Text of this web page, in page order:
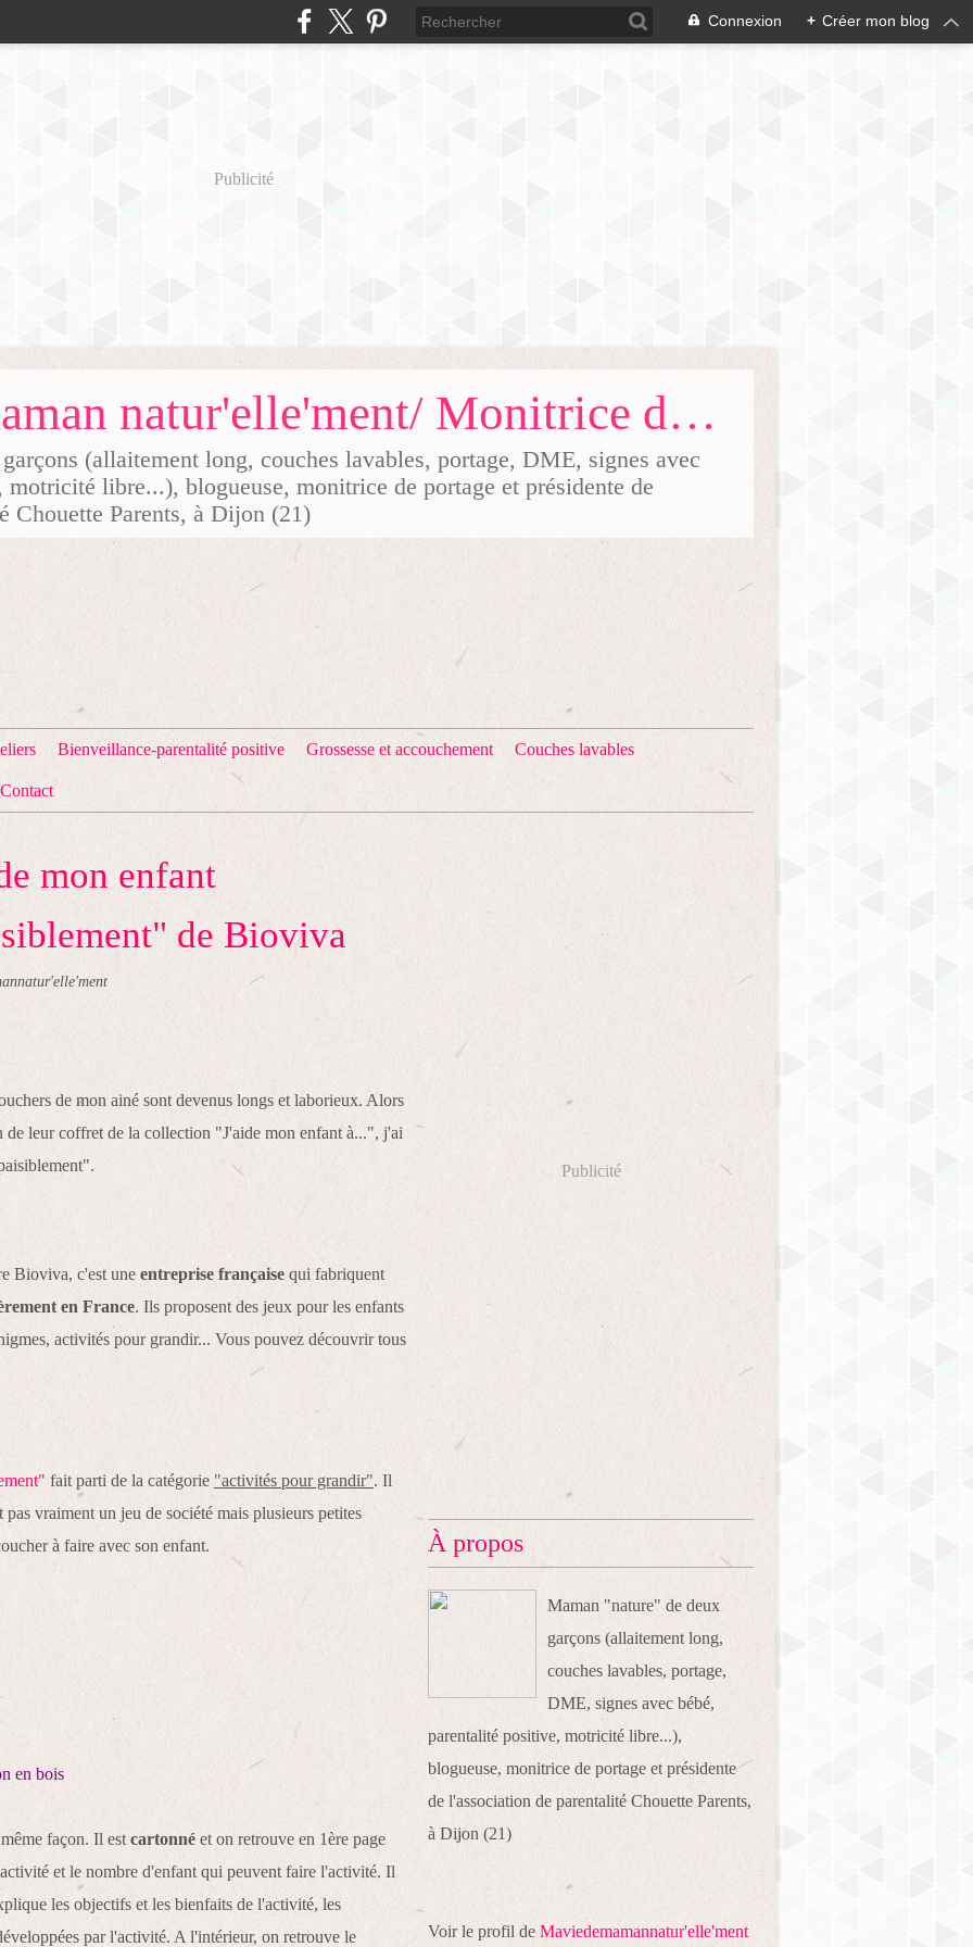
Connexion + Créer mon blog
Publicité
Ma vie de maman natur'elle'ment/ Monitrice de portage Dijon 21
(allaitement long, couches lavables, portage, DME, signes avec
libre...), blogueuse, monitrice de portage et présidente de
Chouette Parents, à Dijon (21)
Bienveillance-parentalité positive Grossesse et accouchement Couches lavables
Contact
mon enfant
de Bioviva
de mon ainé sont devenus longs et laborieux. Alors
de leur coffret de la collection "J'aide mon enfant à...", j'ai
Bioviva, c'est une entreprise française qui fabriquent
en France. Ils proposent des jeux pour les enfants
activités pour grandir... Vous pouvez découvrir tous
fait parti de la catégorie "activités pour grandir". Il
pas vraiment un jeu de société mais plusieurs petites
à faire avec son enfant.
en bois
façon. Il est cartonné et on retrouve en 1ère page
et le nombre d'enfant qui peuvent faire l'activité. Il
les objectifs et les bienfaits de l'activité, les
par l'activité. A l'intérieur, on retrouve le
Publicité
À propos
Maman "nature" de deux
garçons (allaitement long,
couches lavables, portage,
DME, signes avec bébé,
parentalité positive, motricité libre...),
blogueuse, monitrice de portage et présidente
de l'association de parentalité Chouette Parents,
à Dijon (21)
Voir le profil de Maviedemamannatur'elle'ment